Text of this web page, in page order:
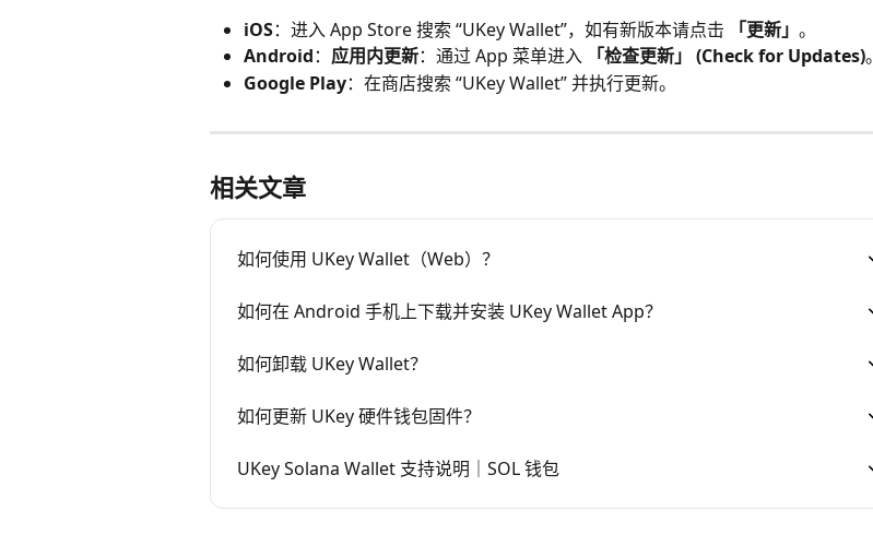
iOS：进入 App Store 搜索 “UKey Wallet”，如有新版本请点击 「更新」 。
Android： 应用内更新：通过 App 菜单进入 「检查更新」 (Check for Updates)。
Google Play：在商店搜索 “UKey Wallet” 并执行更新。
相关文章
如何使用 UKey Wallet（Web）？
如何在 Android 手机上下载并安装 UKey Wallet App？
如何卸载 UKey Wallet？
如何更新 UKey 硬件钱包固件？
UKey Solana Wallet 支持说明｜SOL 钱包